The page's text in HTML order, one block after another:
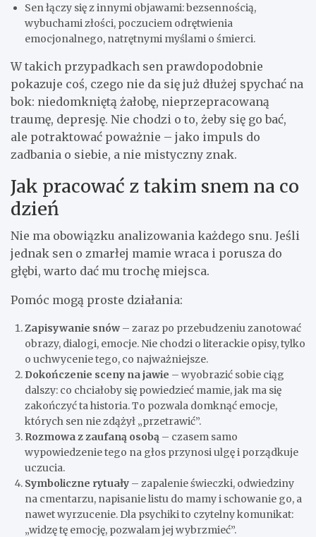
Sen łączy się z innymi objawami: bezsennością,
wybuchami złości, poczuciem odrętwienia
emocjonalnego, natrętnymi myślami o śmierci.
W takich przypadkach sen prawdopodobnie
pokazuje coś, czego nie da się już dłużej spychać na
bok: niedomkniętą żałobę, nieprzepracowaną
traumę, depresję. Nie chodzi o to, żeby się go bać,
ale potraktować poważnie – jako impuls do
zadbania o siebie, a nie mistyczny znak.
Jak pracować z takim snem na co
dzień
Nie ma obowiązku analizowania każdego snu. Jeśli
jednak sen o zmarłej mamie wraca i porusza do
głębi, warto dać mu trochę miejsca.
Pomóc mogą proste działania:
Zapisywanie snów– zaraz po przebudzeniu zanotować
obrazy, dialogi, emocje. Nie chodzi o literackie opisy, tylko
o uchwycenie tego, co najważniejsze.
Dokończenie sceny na jawie – wyobrazić sobie ciąg
dalszy: co chciałoby się powiedzieć mamie, jak ma się
zakończyć ta historia. To pozwala domknąć emocje,
których sen nie zdążył „przetrawić”.
Rozmowa z zaufaną osobą – czasem samo
wypowiedzenie tego na głos przynosi ulgę i porządkuje
uczucia.
Symboliczne rytuały – zapalenie świeczki, odwiedziny
na cmentarzu, napisanie listu do mamy i schowanie go, a
nawet wyrzucenie. Dla psychiki to czytelny komunikat:
„widzę tę emocję, pozwalam jej wybrzmieć”.